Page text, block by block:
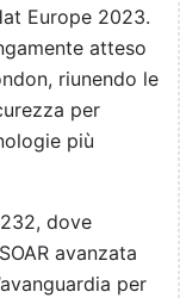
Europe 2023.
atteso
riunendo le
per
più
dove
avanzata
per